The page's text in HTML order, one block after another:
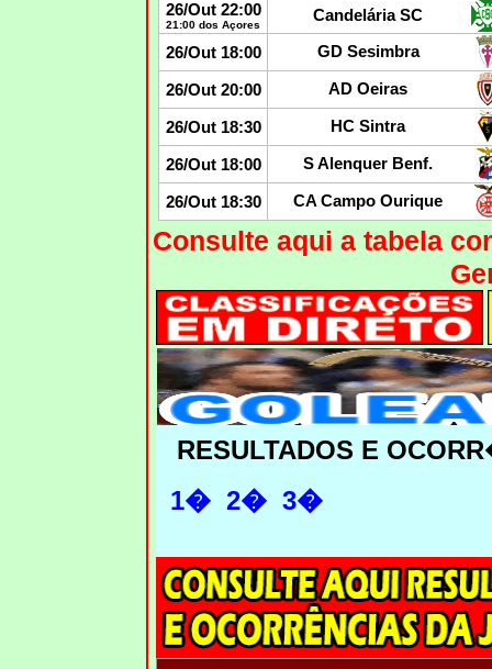
26/Out 22:00
21:00 dos Açores
Candelária SC
26/Out 18:00 GD Sesimbra
26/Out 20:00 AD Oeiras
26/Out 18:30 HC Sintra
26/Out 18:00 S Alenquer Benf.
26/Out 18:30 CA Campo Ourique
Consulte aqui a tabela
RESULTADOS E
1� 2� 3�